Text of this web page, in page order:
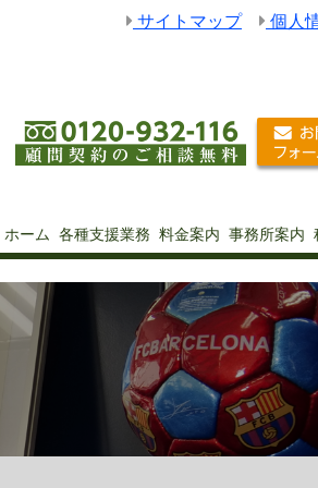
サイトマップ 個人
ホーム 各種支援業務 料金案内 事務所案内